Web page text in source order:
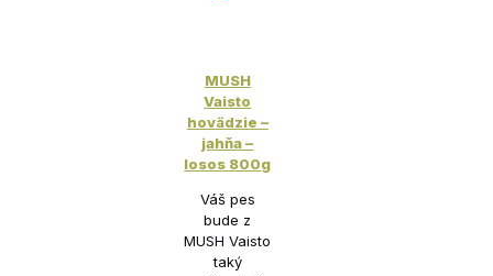
MUSH
Vaisto
hovädzie –
jahňa –
losos 800g
Váš pes
bude z
MUSH Vaisto
taký